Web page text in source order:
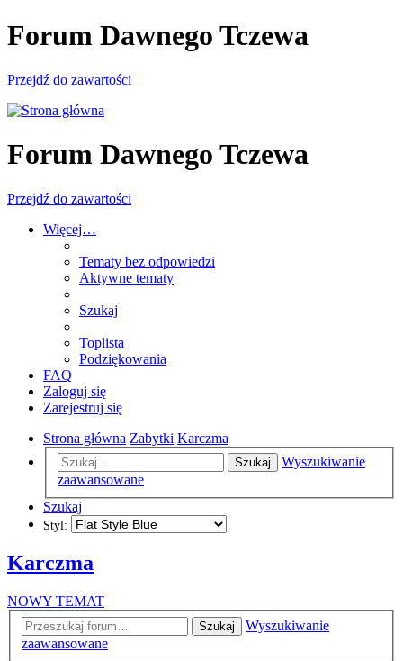
Forum Dawnego Tczewa
Przejdź do zawartości
Forum Dawnego Tczewa
Przejdź do zawartości
Więcej…
Tematy bez odpowiedzi
Aktywne tematy
Szukaj
Toplista
Podziękowania
FAQ
Zaloguj się
Zarejestruj się
Strona główna Zabytki Karczma
Szukaj
Wyszukiwanie
zaawansowane
Szukaj
Styl:
Karczma
NOWY TEMAT
Szukaj
Wyszukiwanie
zaawansowane